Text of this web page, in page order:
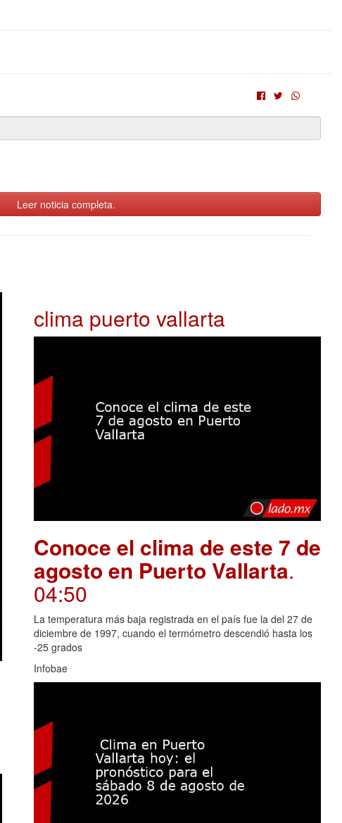
Leer noticia completa.
clima puerto vallarta
Conoce el clima de este 7 de
agosto en Puerto Vallarta.
04:50
La temperatura más baja registrada en el país fue la del 27 de
diciembre de 1997, cuando el termómetro descendió hasta los
-25 grados
Infobae